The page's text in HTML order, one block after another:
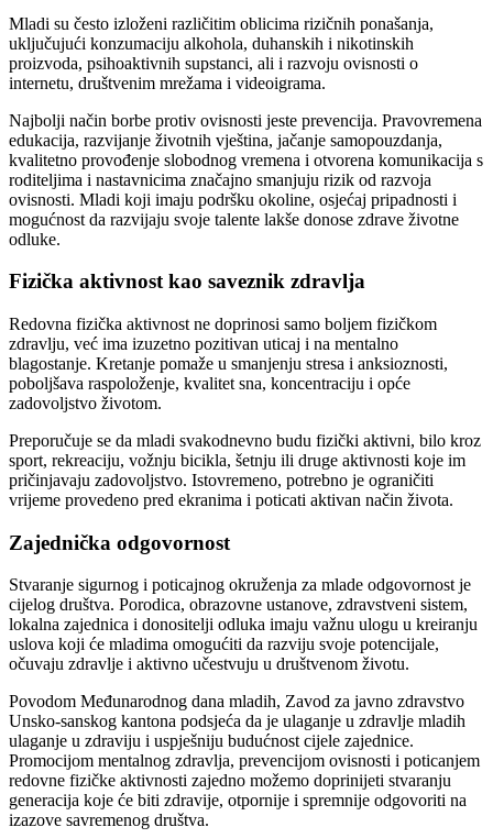
Mladi su često izloženi različitim oblicima rizičnih ponašanja,
uključujući konzumaciju alkohola, duhanskih i nikotinskih
proizvoda, psihoaktivnih supstanci, ali i razvoju ovisnosti o
internetu, društvenim mrežama i videoigrama.
Najbolji način borbe protiv ovisnosti jeste prevencija. Pravovremena
edukacija, razvijanje životnih vještina, jačanje samopouzdanja,
kvalitetno provođenje slobodnog vremena i otvorena komunikacija s
roditeljima i nastavnicima značajno smanjuju rizik od razvoja
ovisnosti. Mladi koji imaju podršku okoline, osjećaj pripadnosti i
mogućnost da razvijaju svoje talente lakše donose zdrave životne
odluke.
Fizička aktivnost kao saveznik zdravlja
Redovna fizička aktivnost ne doprinosi samo boljem fizičkom
zdravlju, već ima izuzetno pozitivan uticaj i na mentalno
blagostanje. Kretanje pomaže u smanjenju stresa i anksioznosti,
poboljšava raspoloženje, kvalitet sna, koncentraciju i opće
zadovoljstvo životom.
Preporučuje se da mladi svakodnevno budu fizički aktivni, bilo kroz
sport, rekreaciju, vožnju bicikla, šetnju ili druge aktivnosti koje im
pričinjavaju zadovoljstvo. Istovremeno, potrebno je ograničiti
vrijeme provedeno pred ekranima i poticati aktivan način života.
Zajednička odgovornost
Stvaranje sigurnog i poticajnog okruženja za mlade odgovornost je
cijelog društva. Porodica, obrazovne ustanove, zdravstveni sistem,
lokalna zajednica i donositelji odluka imaju važnu ulogu u kreiranju
uslova koji će mladima omogućiti da razviju svoje potencijale,
očuvaju zdravlje i aktivno učestvuju u društvenom životu.
Povodom Međunarodnog dana mladih, Zavod za javno zdravstvo
Unsko-sanskog kantona podsjeća da je ulaganje u zdravlje mladih
ulaganje u zdraviju i uspješniju budućnost cijele zajednice.
Promocijom mentalnog zdravlja, prevencijom ovisnosti i poticanjem
redovne fizičke aktivnosti zajedno možemo doprinijeti stvaranju
generacija koje će biti zdravije, otpornije i spremnije odgovoriti na
izazove savremenog društva.